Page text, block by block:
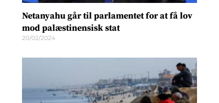
Netanyahu går til parlamentet for at få lov
mod palæstinensisk stat
20/02/2024